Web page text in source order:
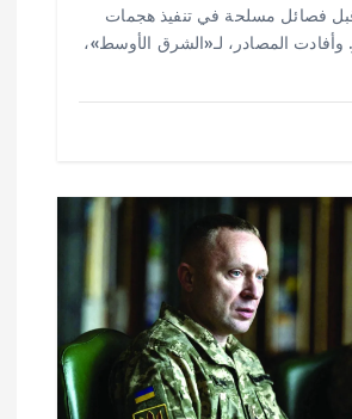
قبل فصائل مسلحة في تنفيذ هجمات
المصادر، لـ«الشرق الأوسط»،